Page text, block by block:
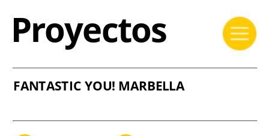
Proyectos
FANTASTIC YOU! MARBELLA